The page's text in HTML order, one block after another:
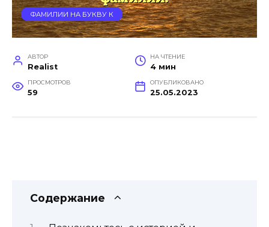
ФАМИЛИИ НА БУКВУ К
АВТОР
Realist
НА ЧТЕНИЕ
4 мин
ПРОСМОТРОВ
59
ОПУБЛИКОВАНО
25.05.2023
Содержание